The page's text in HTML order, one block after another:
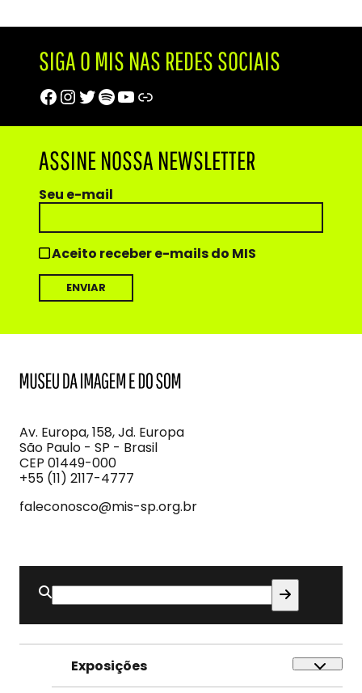
SIGA O MIS NAS REDES SOCIAIS
Facebook
Instagram
Twitter
Spotify
Youtube
Trip Advisor
ASSINE NOSSA NEWSLETTER
Seu e-mail
Aceito receber e-mails do MIS
Imagem
e
do
Som
Av. Europa, 158, Jd. Europa
São Paulo - SP - Brasil
CEP 01449-000
+55 (11) 2117-4777
faleconosco@mis-sp.org.br
Buscar
por:
Exposições